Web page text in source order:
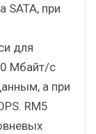
SATA, при
для
Мбайт/с
а при
RM5